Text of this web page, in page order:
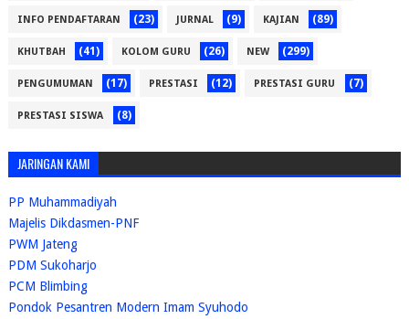
INFO PENDAFTARAN (23) JURNAL (9) KAJIAN (89)
KHUTBAH (41) KOLOM GURU (26) NEW (299)
PENGUMUMAN (17) PRESTASI (12) PRESTASI GURU (7)
PRESTASI SISWA (8)
JARINGAN KAMI
PP Muhammadiyah
Majelis Dikdasmen-PNF
PWM Jateng
PDM Sukoharjo
PCM Blimbing
Pondok Pesantren Modern Imam Syuhodo